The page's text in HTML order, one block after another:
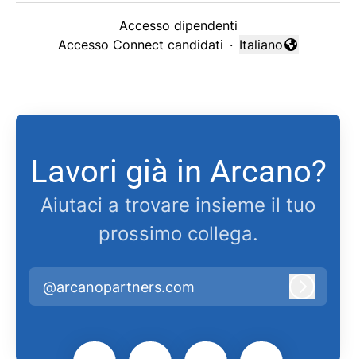
Accesso dipendenti
Accesso Connect candidati ·
Cambia lingua
Italiano
Lavori già in Arcano?
Aiutaci a trovare insieme il tuo
prossimo collega.
@arcanopartners.com